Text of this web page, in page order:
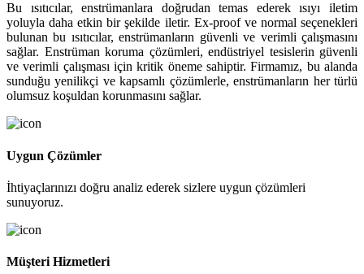
Bu ısıtıcılar, enstrümanlara doğrudan temas ederek ısıyı iletim
yoluyla daha etkin bir şekilde iletir. Ex-proof ve normal seçenekleri
bulunan bu ısıtıcılar, enstrümanların güvenli ve verimli çalışmasını
sağlar. Enstrüman koruma çözümleri, endüstriyel tesislerin güvenli
ve verimli çalışması için kritik öneme sahiptir. Firmamız, bu alanda
sunduğu yenilikçi ve kapsamlı çözümlerle, enstrümanların her türlü
olumsuz koşuldan korunmasını sağlar.
Uygun Çözümler
İhtiyaçlarınızı doğru analiz ederek sizlere uygun çözümleri
sunuyoruz.
Müşteri Hizmetleri